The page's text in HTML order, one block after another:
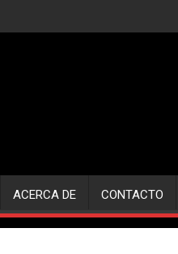
ACERCA DE CONTACTO